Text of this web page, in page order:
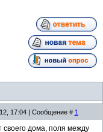
17:04 | Сообщение # 1
своего дома, поля между